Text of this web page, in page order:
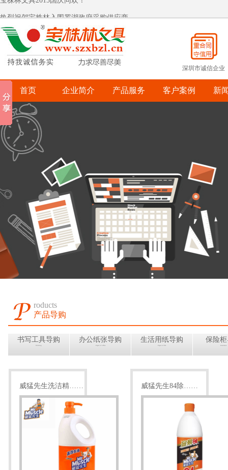
宝株林关爱自闭症儿童
宝株林关爱自闭症儿童
深圳市诚信企业
首页 企业简介 产品服务 客户案例 新
roducts
产品导购
书写工具导购
Writting
办公纸张导购
Paper of office
生活用纸导购
Paper of life
保险
Insurance
威猛先生洗洁精…… 威猛先生84除……